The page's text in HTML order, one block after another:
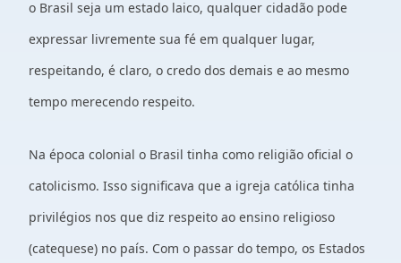
o Brasil seja um estado laico, qualquer cidadão pode
expressar livremente sua fé em qualquer lugar,
respeitando, é claro, o credo dos demais e ao mesmo
tempo merecendo respeito.
Na época colonial o Brasil tinha como religião oficial o
catolicismo. Isso significava que a igreja católica tinha
privilégios nos que diz respeito ao ensino religioso
(catequese) no país. Com o passar do tempo, os Estados